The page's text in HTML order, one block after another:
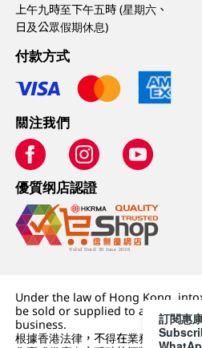
上午九時至下午五時 (星期六、
日及公眾假期休息)
付款方式
關注我們
優質纲店認證
Under the law of Hong Kong,
be sold or supplied to a minor
business.
根據香港法律，不得在業務過程中，
訂閱惠